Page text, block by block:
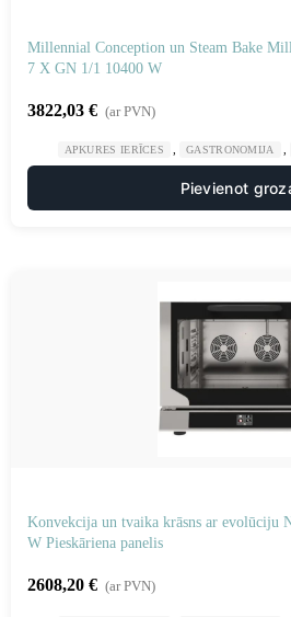
Millennial Conception un Steam Bake
7 X GN 1/1 10400 W
3822,03 € (ar PVN)
APKURES IERĪCES GASTRONOMIJA
Pievienot
Konvekcija un tvaika krāsns ar evolūciju
W Pieskāriena panelis
2608,20 € (ar PVN)